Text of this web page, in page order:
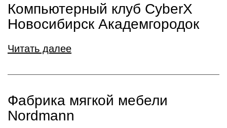
Компьютерный клуб CyberX
Новосибирск Академгородок
Читать далее
Фабрика мягкой мебели
Nordmann